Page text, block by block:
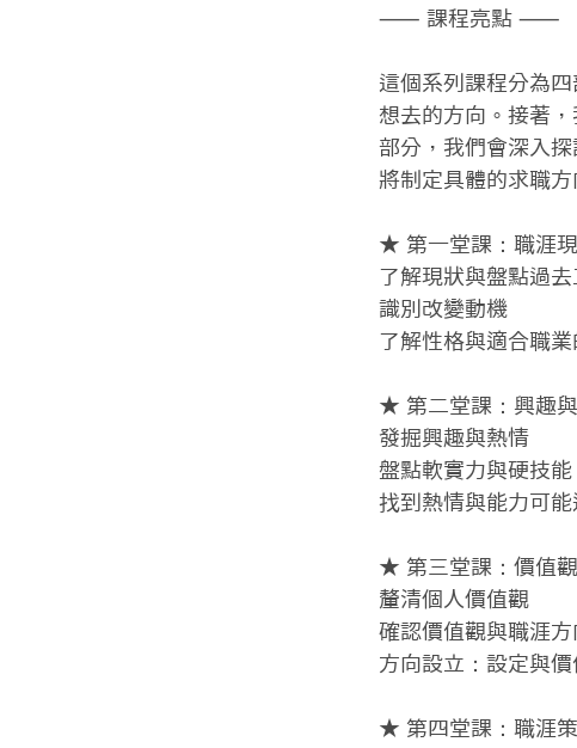
⸺ 課程亮點 ⸺
這個系列課程分為
想去的方向。接著
部分，我們會深入
將制定具體的求職
★ 第一堂課：職涯
了解現狀與盤點過去
識別改變動機
了解性格與適合職
★ 第二堂課：興趣
發掘興趣與熱情
盤點軟實力與硬技能
找到熱情與能力可
★ 第三堂課：價值
釐清個人價值觀
確認價值觀與職涯
方向設立：設定與
★ 第四堂課：職涯